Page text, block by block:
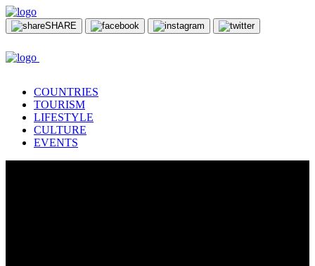
SHARE
COUNTRIES
TOURISM
LIFESTYLE
CULTURE
EVENTS